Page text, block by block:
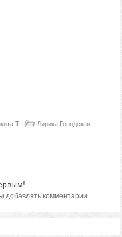
Т Лирика Городская
добавлять комментарии